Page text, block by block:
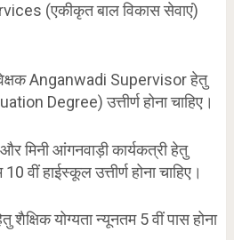
(एकीकृत बाल विकास सेवाएं)
Anganwadi Supervisor हेतु
Degree) उत्तीर्ण होना चाहिए।
मिनी आंगनवाड़ी कार्यकत्री हेतु
वीं हाईस्कूल उत्तीर्ण होना चाहिए।
शैक्षिक योग्यता न्यूनतम 5 वीं पास होना